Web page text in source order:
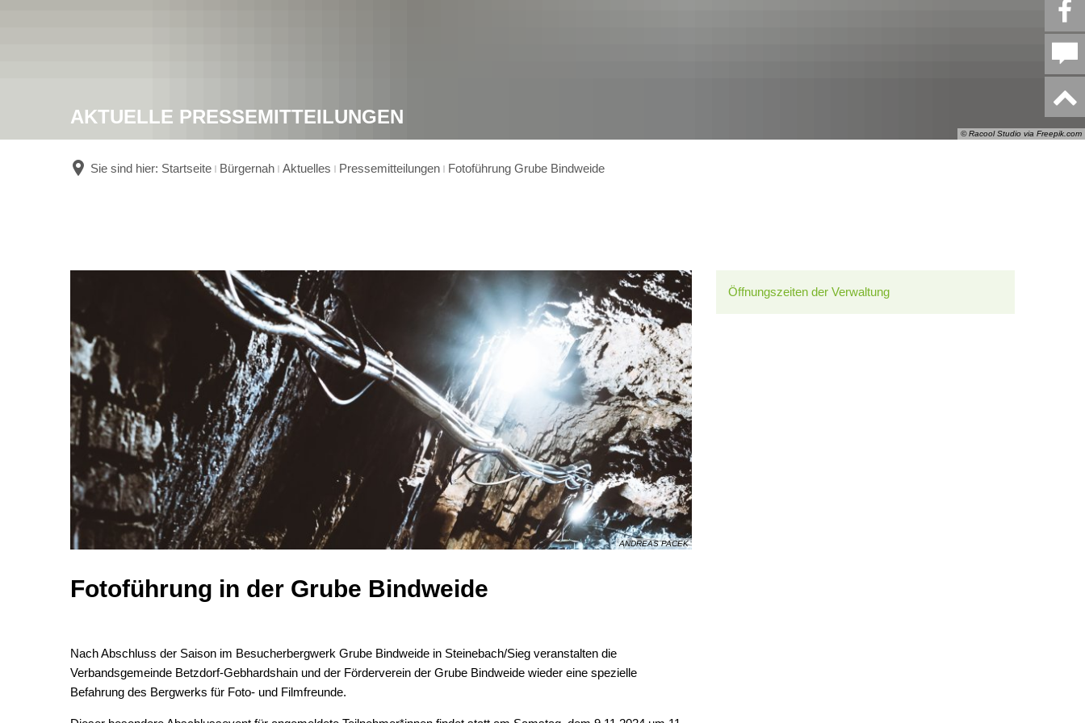
© Racool Studio via Freepik.com
AKTUELLE PRESSEMITTEILUNGEN
Sie sind hier: Startseite Bürgernah Aktuelles Pressemitteilungen Fotoführung Grube Bindweide
ANDREAS PACEK
Fotoführung in der Grube Bindweide
Nach Abschluss der Saison im Besucherbergwerk Grube Bindweide in Steinebach/Sieg veranstalten die
Verbandsgemeinde Betzdorf-Gebhardshain und der Förderverein der Grube Bindweide wieder eine spezielle
Befahrung des Bergwerks für Foto- und Filmfreunde.
Öffnungszeiten der Verwaltung